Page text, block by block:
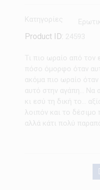
Κατηγορίες
Product ID: 24593
Τι πιο ωραίο από τον
πόσο όμορφο όταν
ακόμα πιο ωραίο
αυτό στην αγάπη… Να
κι εσύ τη δική το…
λοιπόν και το δέσιμο
αλλά κάτι πολύ